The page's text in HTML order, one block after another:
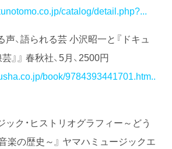
catalog/detail.php?...
声、語られる芸 小沢昭一と『ドキュ
』』 春秋社、5月、2500円
book/9784393441701.htm..
ック・ヒストリオグラフィー～どう
楽の歴史～』 ヤマハミュージックエ